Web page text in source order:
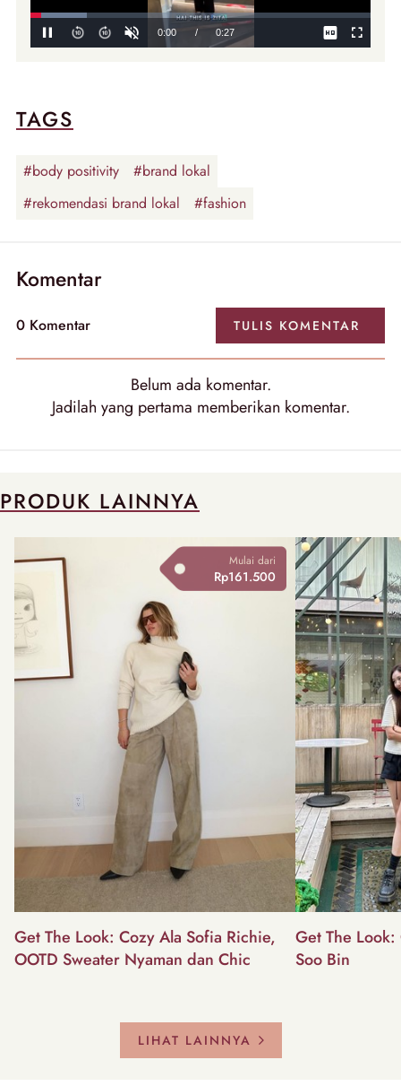
TAGS
#body positivity
#brand lokal
#rekomendasi brand lokal
#fashion
Komentar
0 Komentar TULIS KOMENTAR
Belum ada komentar.
Jadilah yang pertama memberikan komentar.
PRODUK LAINNYA
Mulai dari
Rp161.500
Get The Look: Cozy Ala Sofia Richie,
OOTD Sweater Nyaman dan Chic
Get The Look:
Soo Bin
LIHAT LAINNYA